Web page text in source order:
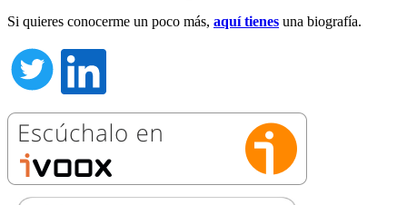
Si quieres conocerme un poco más, aquí tienes una biografía.